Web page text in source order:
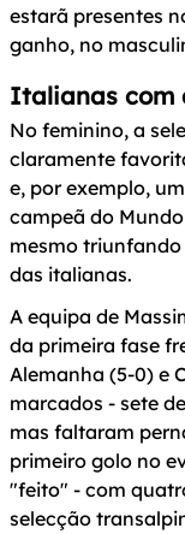
estarã presentes
ganho, no
Italianas com
No feminino, a
claramente
e, por exemplo,
campeã do Mundo
mesmo
das italianas.
A equipa de
da primeira fase
Alemanha (5-0) e
marcados - sete
mas faltaram
primeiro golo no
"feito" - com
selecção